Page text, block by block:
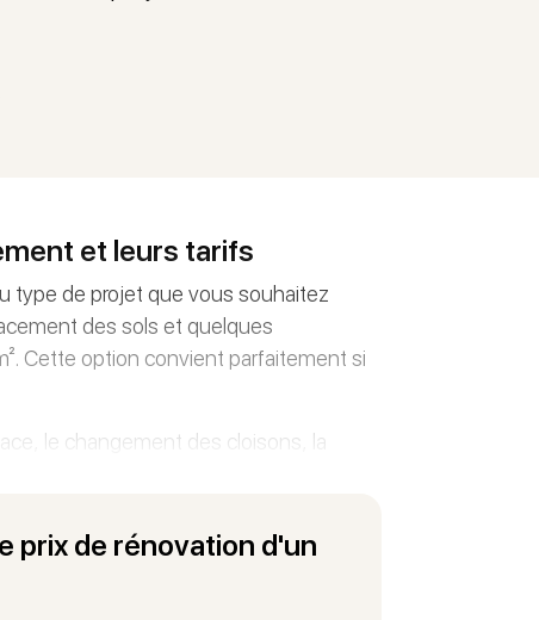
et leurs tarifs
type de projet que vous souhaitez
des sols et quelques
Cette option convient parfaitement si
le changement des cloisons, la
800 et 1 500 euros par m². Ce type
comme la cuisine ou la salle de
prix de rénovation d'un